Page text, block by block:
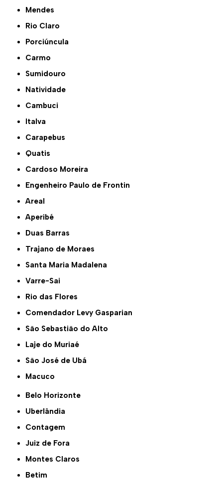
Mendes
Rio Claro
Porciúncula
Carmo
Sumidouro
Natividade
Cambuci
Italva
Carapebus
Quatis
Cardoso Moreira
Engenheiro Paulo de Frontin
Areal
Aperibé
Duas Barras
Trajano de Moraes
Santa Maria Madalena
Varre-Sai
Rio das Flores
Comendador Levy Gasparian
São Sebastião do Alto
Laje do Muriaé
São José de Ubá
Macuco
Belo Horizonte
Uberlândia
Contagem
Juiz de Fora
Montes Claros
Betim